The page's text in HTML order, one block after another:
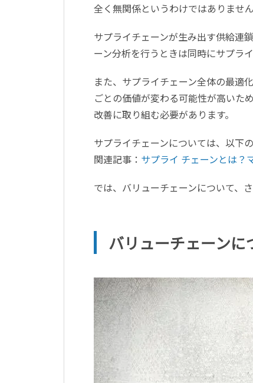
全く無関係というわけではありません
サプライチェーンが生み出す供給連
ーン分析を行うときは同時にサプラ
また、サプライチェーン全体の最適
ごとの価値が変わる可能性が高いた
改善に取り組む必要があります。
サプライチェーンについては、以下
関連記事： サプライ チェーンとは？
では、バリューチェーンについて、
バリューチェーンに